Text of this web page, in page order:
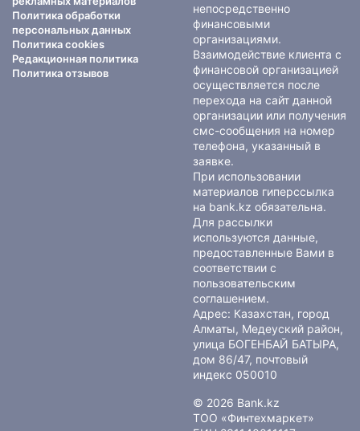
Политика обработки
персональных данных
Политика cookies
Редакционная политика
Политика отзывов
непосредственно
финансовыми
организациями.
Взаимодействие клиента с
финансовой организацией
осуществляется после
перехода на сайт данной
организации или получения
смс-сообщения на номер
телефона, указанный в
заявке.
При использовании
материалов гиперссылка
на bank.kz обязательна.
Для рассылки
используются данные,
предоставленные Вами в
соответствии с
пользовательским
соглашением.
Адрес: Казахстан, город
Алматы, Медеуский район,
улица БОГЕНБАЙ БАТЫРА,
дом 86/47, почтовый
индекс 050010
© 2026 Bank.kz
ТОО «Финтехмаркет»